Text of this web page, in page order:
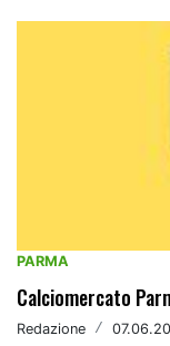
PARMA
Calciomercato
Redazione /